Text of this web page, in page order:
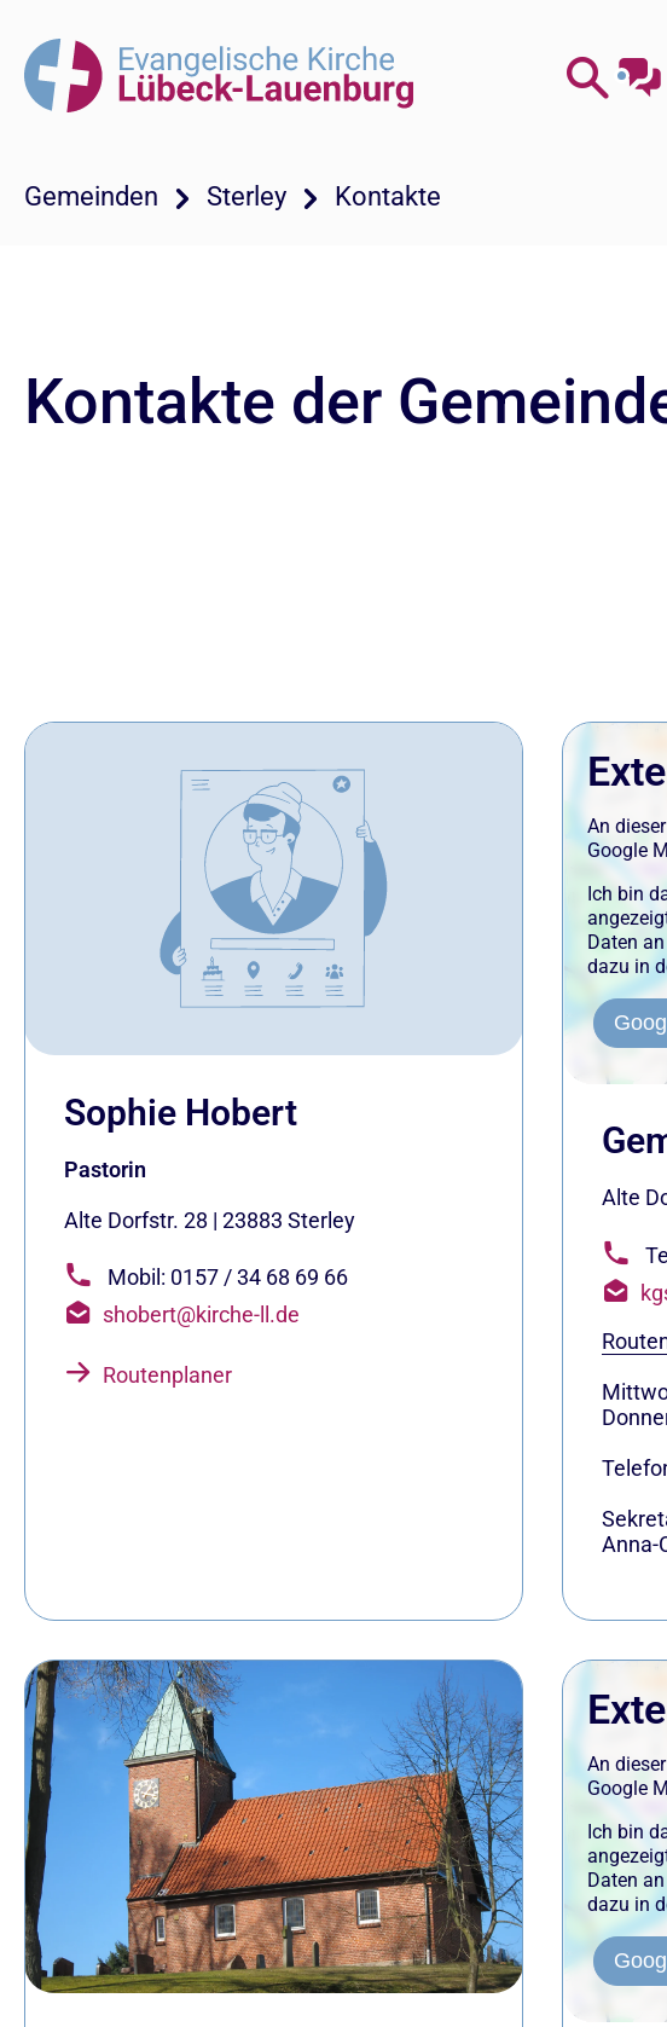
Gemeinden Sterley Kontakte
Kontakte der
Sophie Hobert
Pastorin
Alte Dorfstr. 28 | 23883 Sterley
Mobil: 0157 / 34 68 69 66 ​
shobert@kirche-ll.de
Routenplaner
An
Google
Ich bin
Daten
dazu in
Alte
Anna-
An
Google
Ich bin
Daten
dazu in